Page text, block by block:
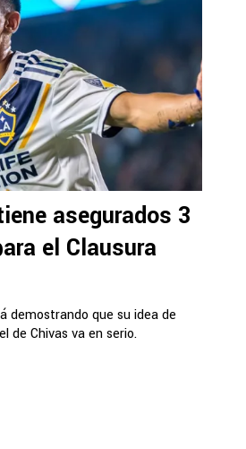
asegurados 3
el Clausura
demostrando que su idea de
de Chivas va en serio.